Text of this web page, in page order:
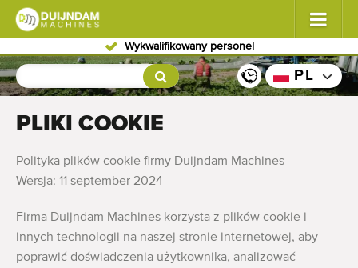
Wykwalifikowany personel
Kwiaty i rośliny
Owoce (336)
Przenośniki (441)
Sprzedaj swoją maszynę!
PL
PLIKI COOKIE
Polityka plików cookie firmy Duijndam Machines
Wersja: 11 september 2024
Firma Duijndam Machines korzysta z plików cookie i
innych technologii na naszej stronie internetowej, aby
poprawić doświadczenia użytkownika, analizować